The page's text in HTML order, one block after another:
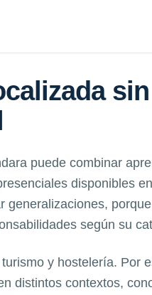
puede combinar
disponibles
generalizaciones,
según su
y hostelería. Por
distintos contextos,